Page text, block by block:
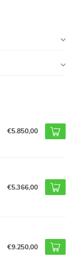
€5.850,00
€5.366,00
€9.250,00